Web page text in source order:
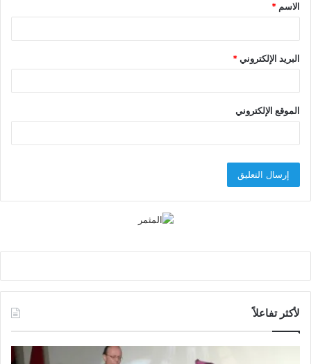
*
الاسم *
البريد الإلكتروني*
الموقع الإلكتروني
لأكثر تفاعلاً